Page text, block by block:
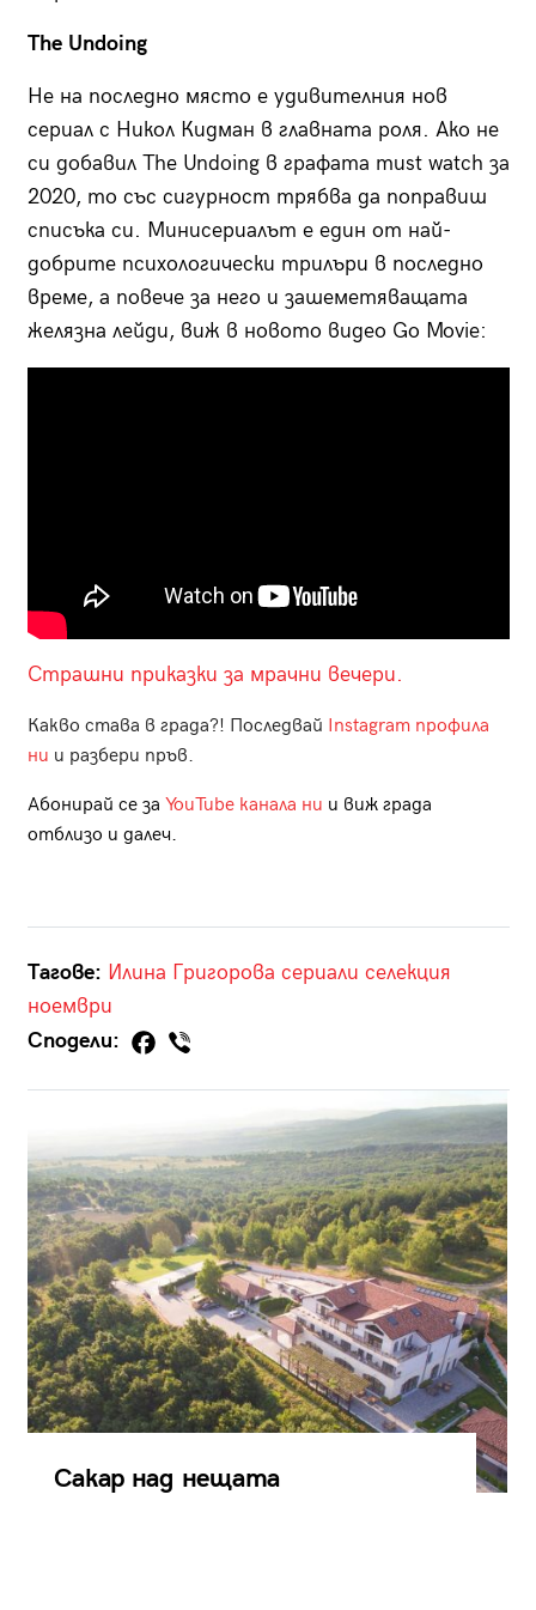
The Undoing
Не на последно място е удивителния нов
сериал с Никол Кидман в главната роля. Ако не
си добавил The Undoing в графата must watch за
2020, то със сигурност трябва да поправиш
списъка си. Минисериалът е един от най-
добрите психологически трилъри в последно
време, а повече за него и зашеметяващата
желязна лейди, виж в новото видео Go Movie:
Страшни приказки за мрачни вечери.
Какво става в града?! Последвай Instagram профила
ни и разбери пръв.
Абонирай се за YouTube канала ни и виж града
отблизо и далеч.
Тагове: Илина Григорова сериали селекция
ноември
Сподели:
Сакар над нещата